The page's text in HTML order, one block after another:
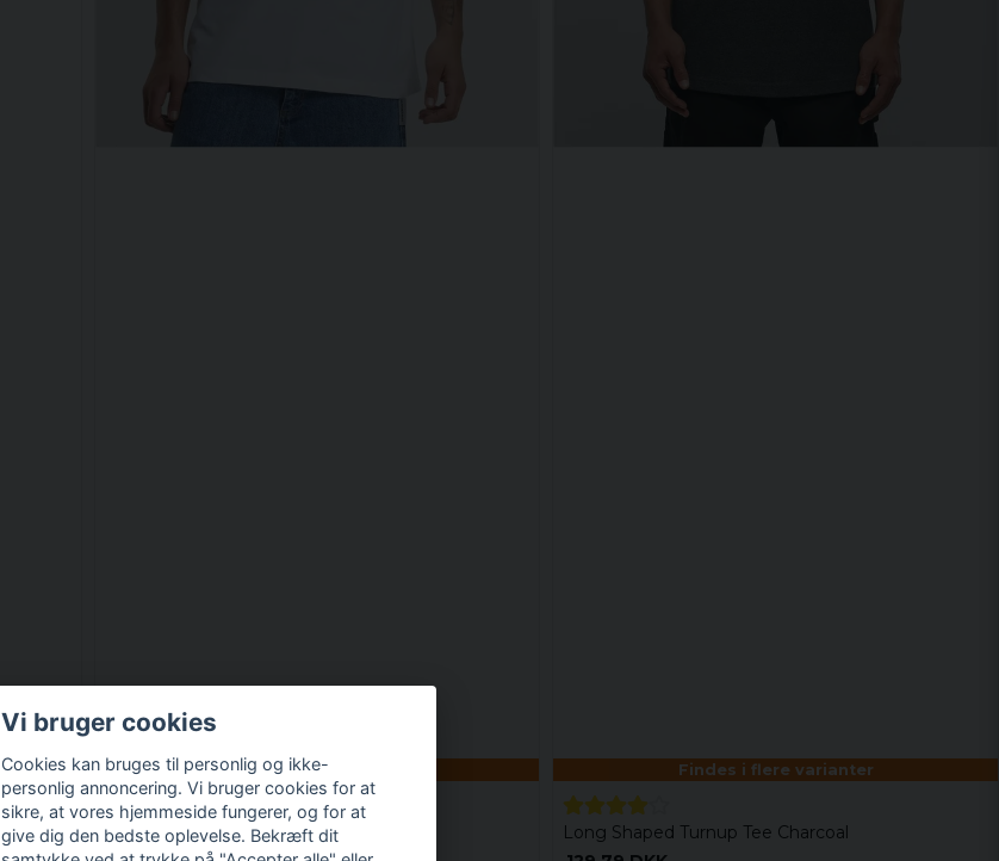
Findes i flere varianter
Urban Classics Extra Lång Tall Tee Vit
Findes i flere varianter
Long Shaped Turnup Tee Charcoal
Vi bruger cookies
Cookies kan bruges til personlig og ikke-
personlig annoncering. Vi bruger cookies for at
sikre, at vores hjemmeside fungerer, og for at
give dig den bedste oplevelse. Bekræft dit